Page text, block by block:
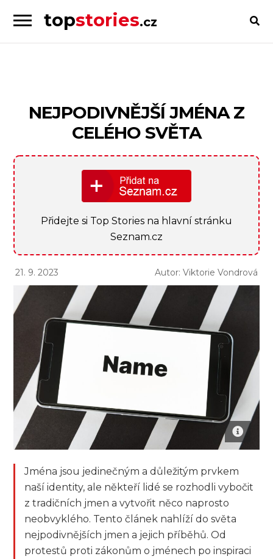
Skip
to
Skip
to
topstories.cz
lidi
NEJPODIVNĚJŠÍ JMÉNA Z
CELÉHO SVĚTA
Přidejte si Top Stories na hlavní stránku
Seznam.cz
21. 9. 2023 Autor: Viktorie Vondrová
Jména jsou jedinečným a důležitým prvkem
naší identity, ale někteří lidé se rozhodli vybočit
z tradičních jmen a vytvořit něco naprosto
neobvyklého. Tento článek nahlíží do světa
nejpodivnějších jmen a jejich příběhů. Od
protestů proti zákonům o jménech po inspiraci